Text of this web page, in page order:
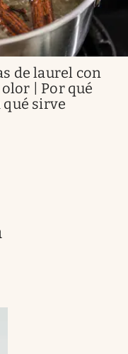
de laurel con
| Por qué
sirve